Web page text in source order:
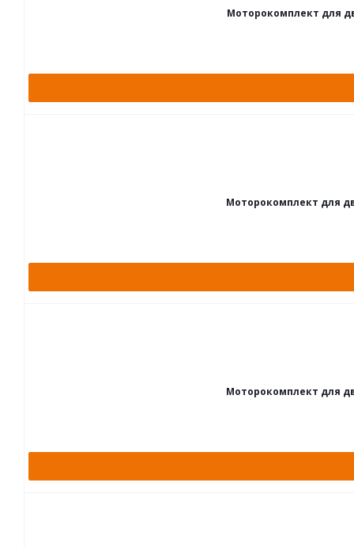
Моторокомплект для
Моторокомплект для
Моторокомплект для